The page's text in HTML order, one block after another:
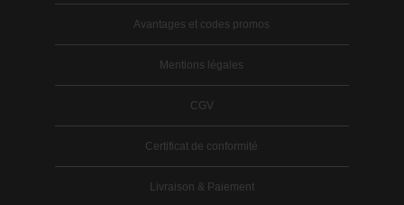
Avantages et codes promos
Mentions légales
CGV
Certificat de conformité
Livraison & Paiement